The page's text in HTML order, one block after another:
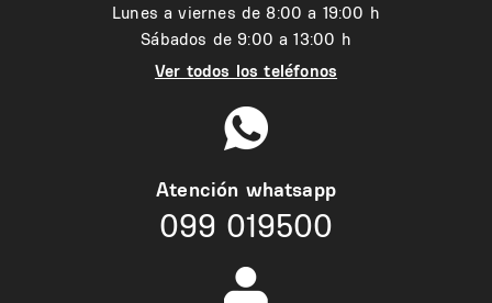
Lunes a viernes de 8:00 a 19:00 h
Sábados de 9:00 a 13:00 h
Ver todos los teléfonos
Atención whatsapp
099 019500